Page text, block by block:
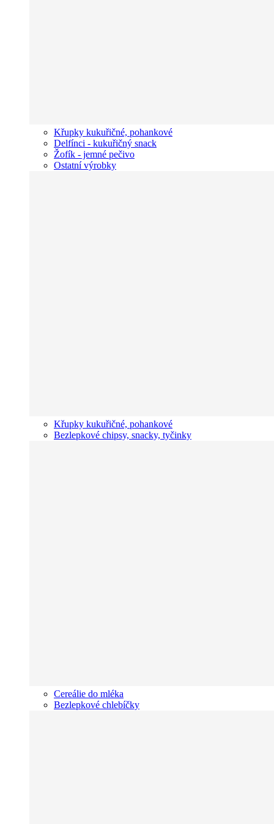
Křupky kukuřičné, pohankové
Delfínci - kukuřičný snack
Žofík - jemné pečivo
Ostatní výrobky
Křupky kukuřičné, pohankové
Bezlepkové chipsy, snacky, tyčinky
Cereálie do mléka
Bezlepkové chlebíčky